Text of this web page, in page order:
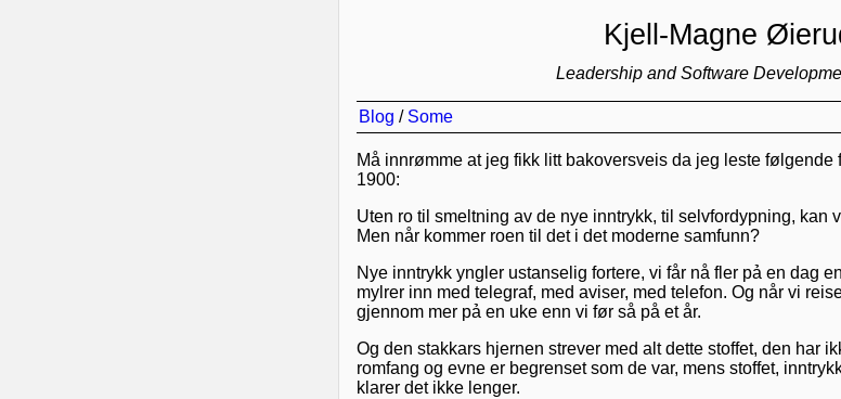
Kjell-Magne
Leadership and Software
Blog / Some
Må innrømme at jeg fikk litt bakoversveis da jeg leste
1900:
Uten ro til smeltning av de nye inntrykk, til selvfordypning, kan
Men når kommer roen til det i det moderne samfunn?
Nye inntrykk yngler ustanselig fortere, vi får nå fler pả en dag
mylrer inn med telegraf, med aviser, med telefon. Og når vi
gjennom mer pả en uke enn vi før så på et år.
Og den stakkars hjernen strever med alt dette stoffet, den har
romfang og evne er begrenset som de var, mens stoffet,
klarer det ikke lenger.